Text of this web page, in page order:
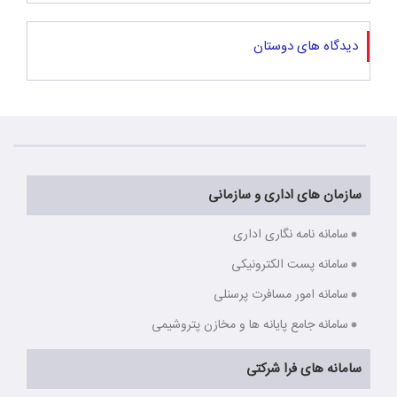
دیدگاه های دوستان
سازمان های اداری و سازمانی
سامانه نامه نگاری اداری
سامانه پست الکترونیکی
سامانه امور مسافرت پرسنلی
سامانه جامع پایانه ها و مخازن پتروشیمی
سامانه های فرا شرکتی